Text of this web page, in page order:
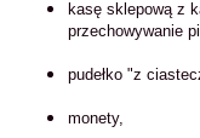
kasę sklepową z
przechowywanie
pudełko "z
monety,